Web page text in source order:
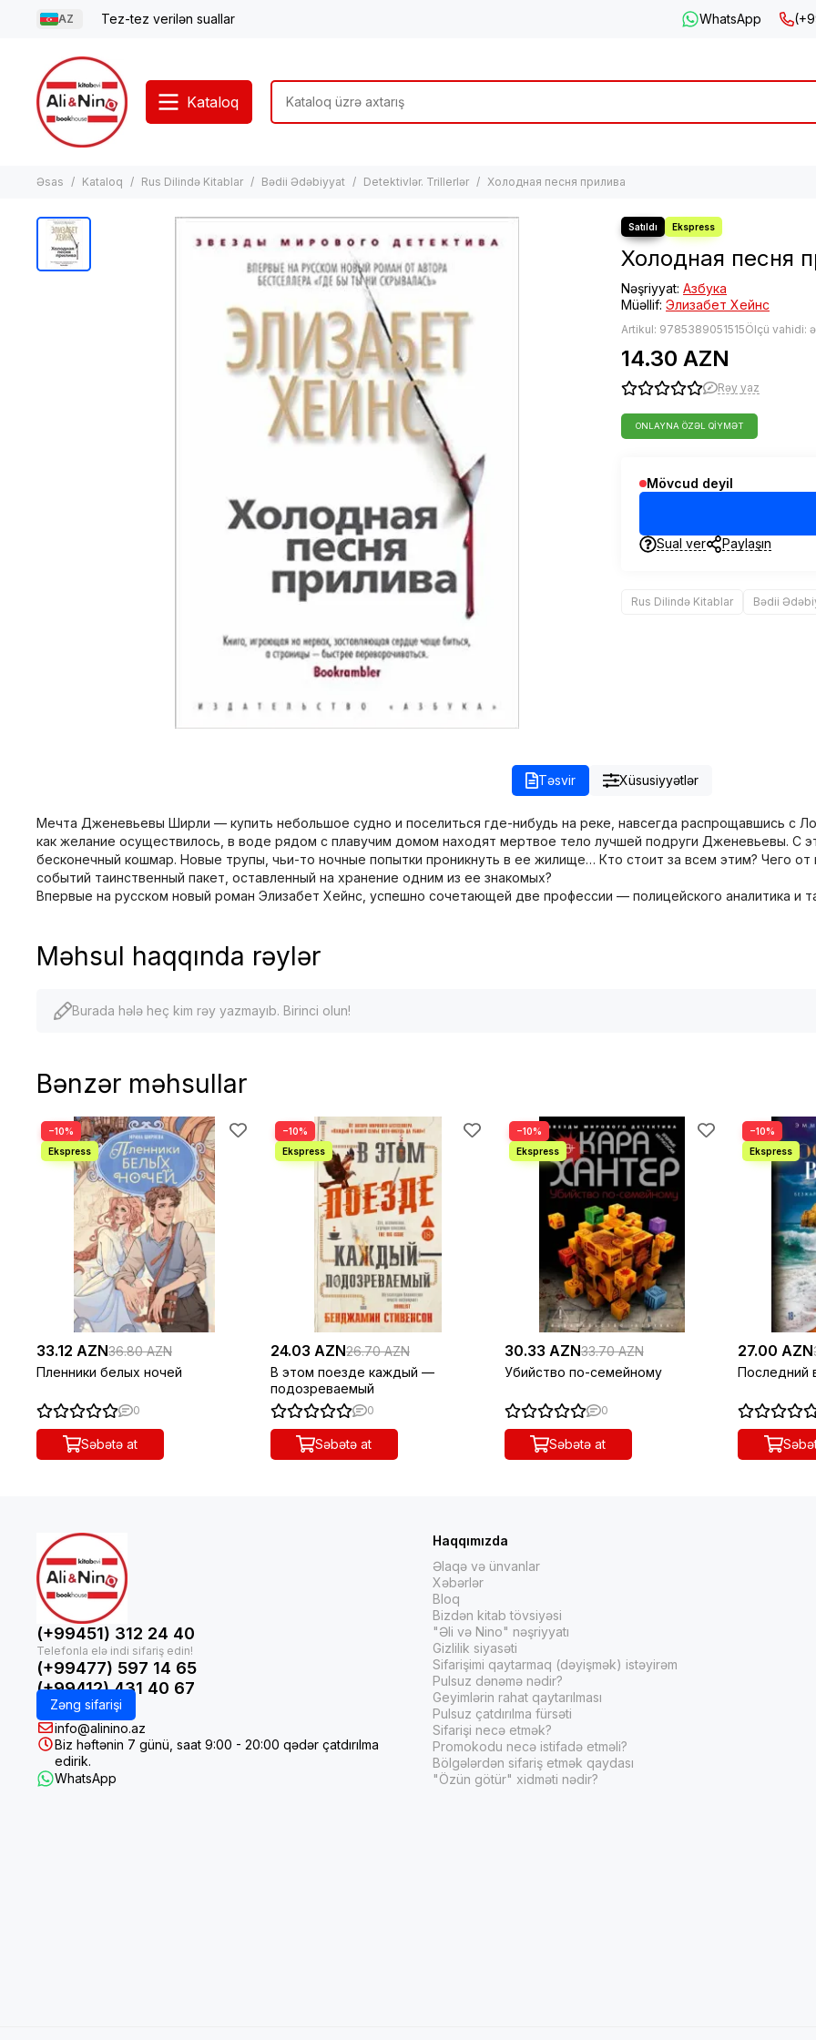
AZ Tez-tez verilən suallar WhatsApp
Kataloq
Əsas Kataloq Rus Dilində Kitablar Bədii Ədəbiyyat Detektivlər. Trillerlər Холодная песня прилива
Холодная песня
Nəşriyyat: Азбука
Müəllif: Элизабет Хейнс
Artikul: 9785389051515Ölçü vahidi:
14.30 AZN
Rəy yaz
ONLAYNA ÖZƏL QIYMƏT
Mövcud deyil
Sual ver Paylaşın
Rus Dilində Kitablar Bədii
Təsvir Xüsusiyyətlər
Мечта Дженевьевы Ширли — купить небольшое судно и поселиться где-нибудь на реке, навсегда распрощавшись с
как желание осуществилось, в воде рядом с плавучим домом находят мертвое тело лучшей подруги Дженевьевы. С
бесконечный кошмар. Новые трупы, чьи-то ночные попытки проникнуть в ее жилище… Кто стоит за всем этим? Чего от
событий таинственный пакет, оставленный на хранение одним из ее знакомых?
Впервые на русском новый роман Элизабет Хейнс, успешно сочетающей две профессии — полицейского аналитика и
Məhsul haqqında rəylər
Burada hələ heç kim rəy yazmayıb. Birinci olun!
Bənzər məhsullar
−10%
33.12 AZN36.80 AZN
Пленники белых ночей
0
Səbətə at
−10%
24.03 AZN26.70 AZN
В этом поезде каждый —
подозреваемый
0
Səbətə at
−10%
30.33 AZN33.70 AZN
Убийство по-семейному
0
Səbətə at
−10%
27.00 AZN
Последний
(+99451) 312 24 40
(+99477) 597 14 65
(+99412) 431 40 67
Zəng sifarişi
info@alinino.az
Biz həftənin 7 günü, saat 9:00 - 20:00 qədər çatdırılma
edirik.
WhatsApp
Haqqımızda
Əlaqə və ünvanlar
Xəbərlər
Bloq
Bizdən kitab tövsiyəsi
"Əli və Nino" nəşriyyatı
Gizlilik siyasəti
Sifarişimi qaytarmaq (dəyişmək) istəyirəm
Pulsuz dənəmə nədir?
Geyimlərin rahat qaytarılması
Pulsuz çatdırılma fürsəti
Sifarişi necə etmək?
Promokodu necə istifadə etməli?
Bölgələrdən sifariş etmək qaydası
"Özün götür" xidməti nədir?